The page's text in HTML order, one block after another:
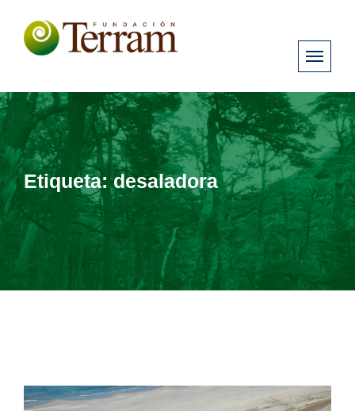
Etiqueta:desaladora